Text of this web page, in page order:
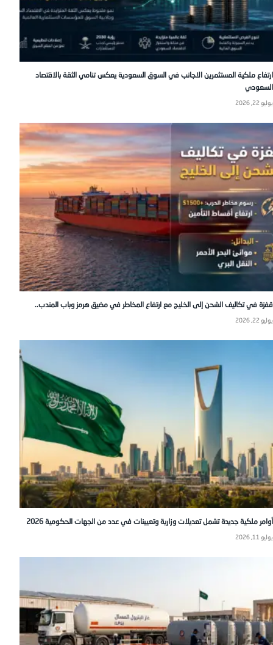
ارتفاع ملكية المستثمرين الاجانب في السوق السعودية يعكس تنامي الثقة بالاقتصاد
السعودي
يوليو 22, 2026
قفزة في تكاليف الشحن إلى الخليج مع ارتفاع المخاطر في مضيق هرمز وباب المندب..
يوليو 22, 2026
أوامر ملكية جديدة تشمل تعديلات وزارية وتعيينات في عدد من الجهات الحكومية 2026
يوليو 11, 2026